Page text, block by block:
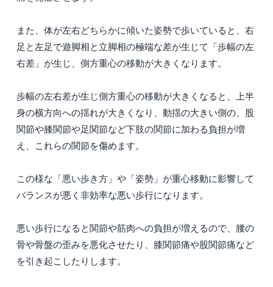
また、体が左右どちらかに傾いた姿勢で歩いていると、右
足と左足で遊脚相と立脚相の極端な差が生じて「歩幅の左
右差」が生じ、側方重心の移動が大きくなります。
歩幅の左右差が生じ側方重心の移動が大きくなると、上半
身の横方向への揺れが大きくなり、動揺の大きい側の、股
関節や膝関節や足関節など下肢の関節に加わる負担が増
え、これらの関節を傷めます。
この様な「悪い歩き方」や「姿勢」が重心移動に影響して
バランスが悪く非効率な悪い歩行になります。
悪い歩行になると関節や筋肉への負担が増えるので、腰の
骨や骨盤の歪みを悪化させたり、膝関節痛や股関節痛など
を引き起こしたりします。